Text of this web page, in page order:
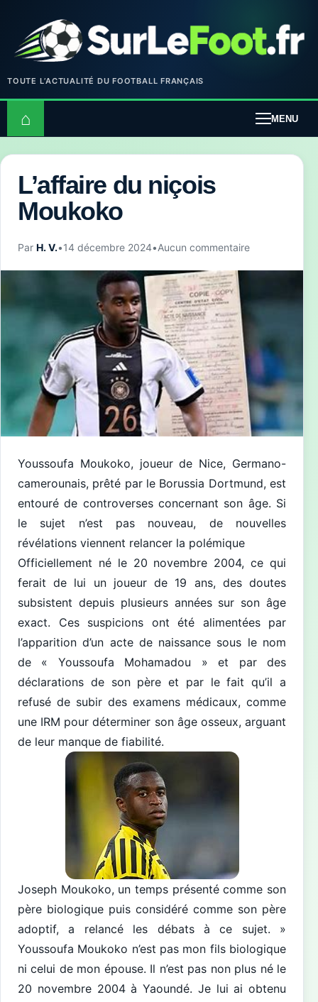
TOUTE L’ACTUALITÉ DU FOOTBALL FRANÇAIS
⌂ MENU
L’affaire du niçois
Moukoko
Par H. V.•14 décembre 2024•Aucun commentaire
Youssoufa Moukoko, joueur de Nice, Germano-
camerounais, prêté par le Borussia Dortmund, est
entouré de controverses concernant son âge. Si
le sujet n’est pas nouveau, de nouvelles
révélations viennent relancer la polémique
Officiellement né le 20 novembre 2004, ce qui
ferait de lui un joueur de 19 ans, des doutes
subsistent depuis plusieurs années sur son âge
exact. Ces suspicions ont été alimentées par
l’apparition d’un acte de naissance sous le nom
de « Youssoufa Mohamadou » et par des
déclarations de son père et par le fait qu’il a
refusé de subir des examens médicaux, comme
une IRM pour déterminer son âge osseux, arguant
de leur manque de fiabilité.
Joseph Moukoko, un temps présenté comme son
père biologique puis considéré comme son père
adoptif, a relancé les débats à ce sujet. »
Youssoufa Moukoko n’est pas mon fils biologique
ni celui de mon épouse. Il n’est pas non plus né le
20 novembre 2004 à Yaoundé. Je lui ai obtenu